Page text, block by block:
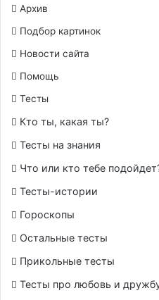
Архив
Подбор картинок
Новости сайта
Помощь
Тесты
Кто ты, какая ты?
Тесты на знания
Что или кто тебе
Тесты-истории
Гороскопы
Остальные тесты
Прикольные тесты
Тесты про любовь и